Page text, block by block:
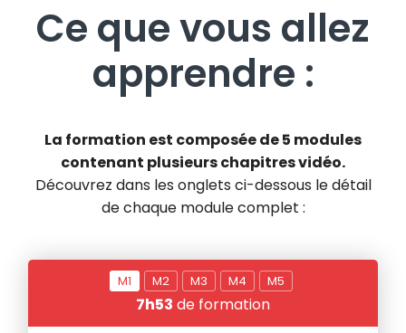
Ce que vous allez
apprendre :
La formation est composée de 5 modules
contenant plusieurs chapitres vidéo.
Découvrez dans les onglets ci-dessous le détail
de chaque module complet :
M1 M2 M3 M4 M5
7h53 de formation